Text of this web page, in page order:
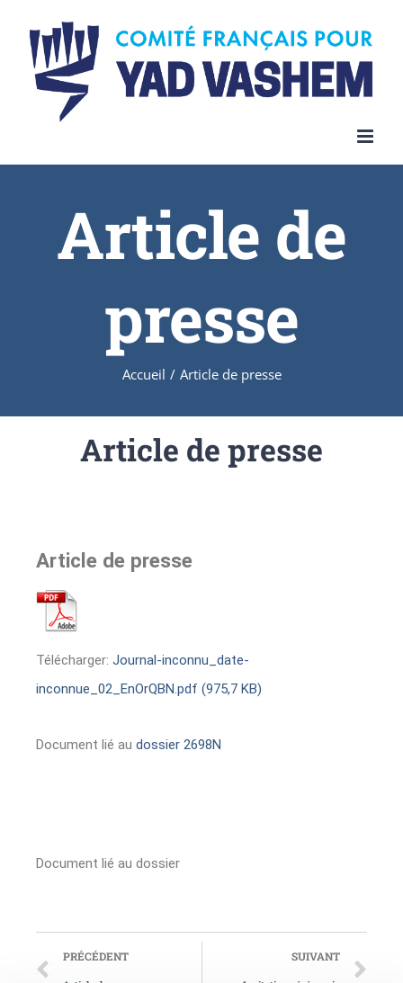
Article de
presse
Accueil / Article de presse
Article de presse
Article de presse
Télécharger: Journal-inconnu_date-
inconnue_02_EnOrQBN.pdf (975,7 KB)
Document lié au dossier 2698N
Document lié au dossier
PRÉCÉDENT SUIVANT